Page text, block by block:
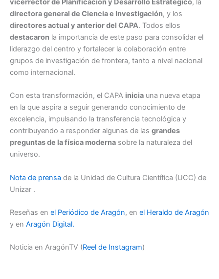
vicerrector de Planificación y Desarrollo Estratégico, la
directora general de Ciencia e Investigación, y los
directores actual y anterior del CAPA. Todos ellos
destacaron la importancia de este paso para consolidar el
liderazgo del centro y fortalecer la colaboración entre
grupos de investigación de frontera, tanto a nivel nacional
como internacional.
Con esta transformación, el CAPA inicia una nueva etapa
en la que aspira a seguir generando conocimiento de
excelencia, impulsando la transferencia tecnológica y
contribuyendo a responder algunas de las grandes
preguntas de la física moderna sobre la naturaleza del
universo.
Nota de prensa de la Unidad de Cultura Científica (UCC) de
Unizar .
Reseñas en el Periódico de Aragón, en el Heraldo de Aragón
y en Aragón Digital.
Noticia en AragónTV (Reel de Instagram)